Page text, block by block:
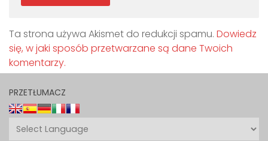
Ta strona używa Akismet do redukcji spamu. Dowiedz
się, w jaki sposób przetwarzane są dane Twoich
komentarzy.
PRZETŁUMACZ